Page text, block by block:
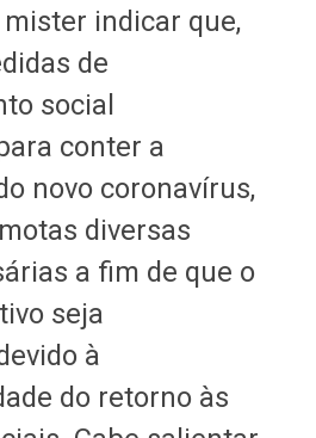
indicar que,
de
social
conter a
novo coronavírus,
diversas
a fim de que o
seja
à
do retorno às